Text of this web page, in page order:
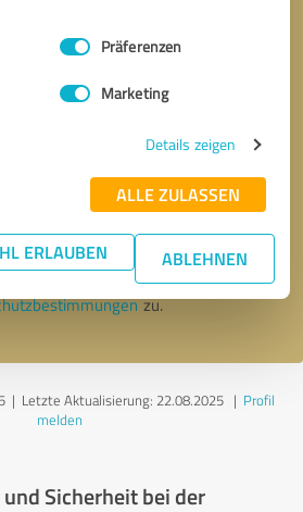
Präferenzen
Marketing
Details zeigen
ALLE ZULASSEN
ERLAUBEN ABLEHNEN
* Erforderliche Angaben
Nachricht senden
zu.
| Letzte Aktualisierung: 22.08.2025| Profil
melden
Sicherheit bei der